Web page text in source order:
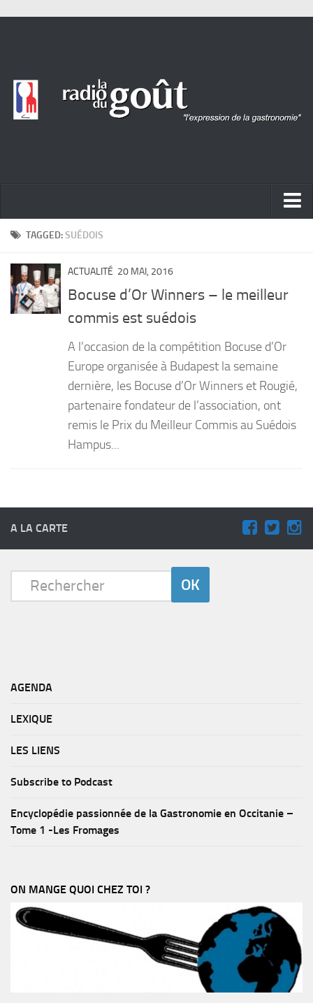
ACTUALITÉ
PORTRAITS
LIVRES
Desserts
TAGGED:SUÉDOIS
ACTUALITÉ 20 MAI, 2016
Bocuse d’Or Winners – le meilleur
commis est suédois
A l’occasion de la compétition Bocuse d’Or
Europe organisée à Budapest la semaine
dernière, les Bocuse d’Or Winners et Rougié,
partenaire fondateur de l’association, ont
remis le Prix du Meilleur Commis au Suédois
Hampus...
A LA CARTE
AGENDA
LEXIQUE
LES LIENS
Subscribe to Podcast
Encyclopédie passionnée de la Gastronomie en Occitanie –
Tome 1 -Les Fromages
ON MANGE QUOI CHEZ TOI ?